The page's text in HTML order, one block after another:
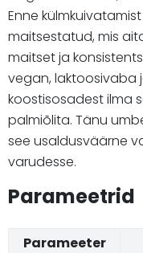
Enne
maitsestatud, mis
maitset ja
vegan, laktoosivaba
koostisosadest ilma
palmiõlita. Tänu
see usaldusväärne
varudesse.
Parameetrid
Parameeter